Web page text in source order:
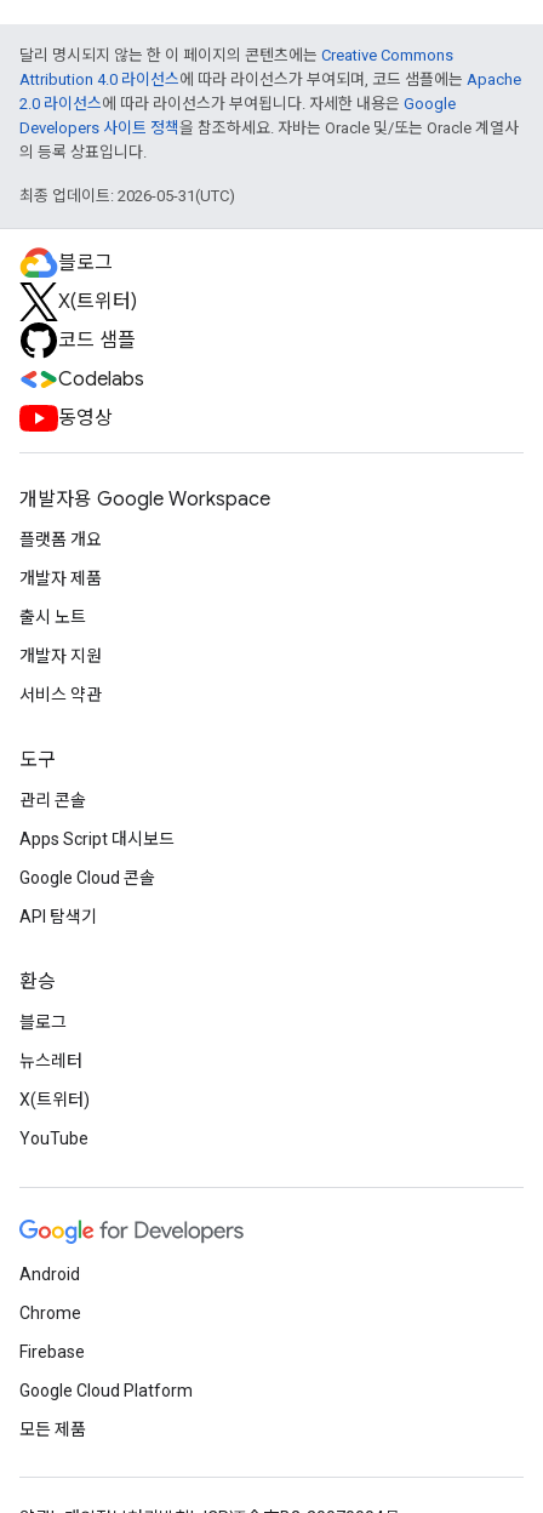
달리 명시되지 않는 한 이 페이지의 콘텐츠에는 Creative Commons
Attribution 4.0 라이선스에 따라 라이선스가 부여되며, 코드 샘플에는 Apache
2.0 라이선스에 따라 라이선스가 부여됩니다. 자세한 내용은 Google
Developers 사이트 정책을 참조하세요. 자바는 Oracle 및/또는 Oracle 계열사
의 등록 상표입니다.
최종 업데이트: 2026-05-31(UTC)
블로그
X(트위터)
코드 샘플
Codelabs
동영상
개발자용 Google Workspace
플랫폼 개요
개발자 제품
출시 노트
개발자 지원
서비스 약관
도구
관리 콘솔
Apps Script 대시보드
Google Cloud 콘솔
API 탐색기
환승
블로그
뉴스레터
X(트위터)
YouTube
Android
Chrome
Firebase
Google Cloud Platform
모든 제품